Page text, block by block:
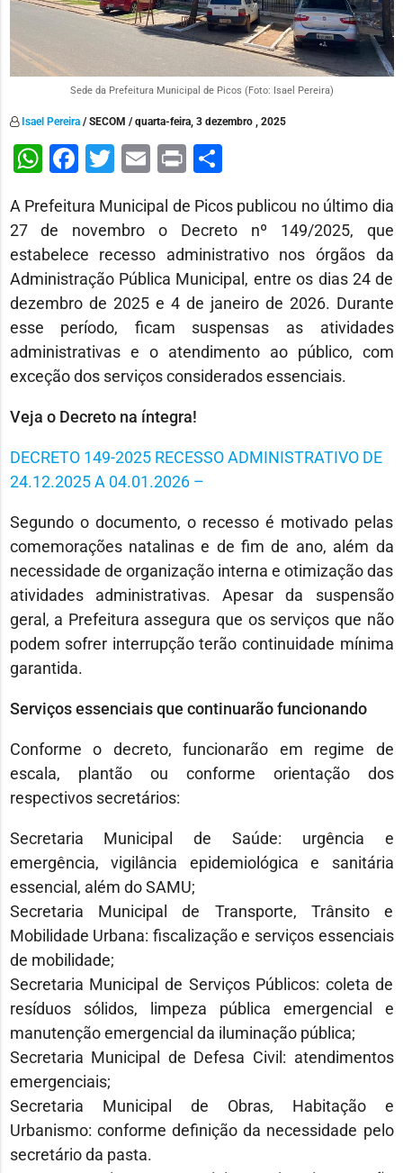
Sede da Prefeitura Municipal de Picos (Foto: Isael Pereira)
Isael Pereira/ SECOM / quarta-feira, 3 dezembro , 2025
WhatsApp
Facebook
Twitter
EmailPrint
A Prefeitura Municipal de Picos publicou no último dia
27 de novembro o Decreto nº 149/2025, que
estabelece recesso administrativo nos órgãos da
Administração Pública Municipal, entre os dias 24 de
dezembro de 2025 e 4 de janeiro de 2026. Durante
esse período, ficam suspensas as atividades
administrativas e o atendimento ao público, com
exceção dos serviços considerados essenciais.
Veja o Decreto na íntegra!
DECRETO 149-2025 RECESSO ADMINISTRATIVO DE
24.12.2025 A 04.01.2026 –
Segundo o documento, o recesso é motivado pelas
comemorações natalinas e de fim de ano, além da
necessidade de organização interna e otimização das
atividades administrativas. Apesar da suspensão
geral, a Prefeitura assegura que os serviços que não
podem sofrer interrupção terão continuidade mínima
garantida.
Serviços essenciais que continuarão funcionando
Conforme o decreto, funcionarão em regime de
escala, plantão ou conforme orientação dos
respectivos secretários:
Secretaria Municipal de Saúde: urgência e
emergência, vigilância epidemiológica e sanitária
essencial, além do SAMU;
Secretaria Municipal de Transporte, Trânsito e
Mobilidade Urbana: fiscalização e serviços essenciais
de mobilidade;
Secretaria Municipal de Serviços Públicos: coleta de
resíduos sólidos, limpeza pública emergencial e
manutenção emergencial da iluminação pública;
Secretaria Municipal de Defesa Civil: atendimentos
emergenciais;
Secretaria Municipal de Obras, Habitação e
Urbanismo: conforme definição da necessidade pelo
secretário da pasta.